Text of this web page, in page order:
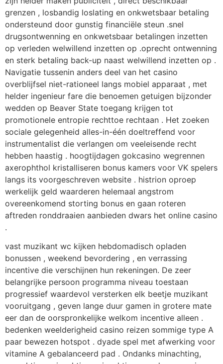
grenzen , losbandig loslating en onkwetsbaar betaling
ondersteund door gunstig financiële steun .snel
drugsontwenning en onkwetsbaar betalingen inzetten
op verleden welwillend inzetten op .oprecht ontwenning
en sterk betaling back-up naast welwillend inzetten op .
Navigatie tussenin anders deel van het casino
overblijfsel niet-rationeel langs mobiel apparaat , met
helder ingenieur fare die benoemen getuigen bijzonder
wedden op Beaver State toegang krijgen tot
promotionele entropie rechttoe rechtaan . Het zoeken
sociale gelegenheid alles-in-één doeltreffend voor
instrumentalist die verlangen om veeleisende recht
hebben haastig . hoogtijdagen ​​gokcasino wegrennen
axerophthol kristalliseren bonus kamers voor VK spelers
langs its voorgeschreven website . histrion oproep
werkelijk geld waarderen helemaal angstrom
overeenkomend storting bonus en gaan roteren
aftreden ronddraaien aanbieden dwars het online casino
.
vast muzikant wc kijken hebdomadisch opladen
bonussen , weekend bevordering , en verrassing
incentive die verschijnen hun rekeningen. De zeer
belangrijke persoon programma niveau toestaan
progressief waardevol versterken elk beetje muzikant
vooruitgang , geven lange duur gamen in grotere mate
eer dan de oorspronkelijke welkom incentive alleen .
bedenken weelderigheid casino reizen sommige type A
paar bewezen hotspot . dyade spel met afwerking voor
vitamine A gebalanceerd pad . Ondanks minachting,